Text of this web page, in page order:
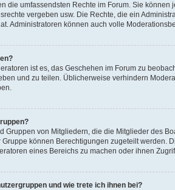
die umfassendsten Rechte im Forum. Sie
vergeben usw. Die Rechte, die ein
Administratoren können auch volle
ist es, das Geschehen im Forum zu
und zu teilen. Üblicherweise verhindern
Gruppen von Mitgliedern, die die Mitglieder des
können Berechtigungen zugeteilt werden.
eines Bereichs zu machen oder ihnen
und wie trete ich ihnen bei?